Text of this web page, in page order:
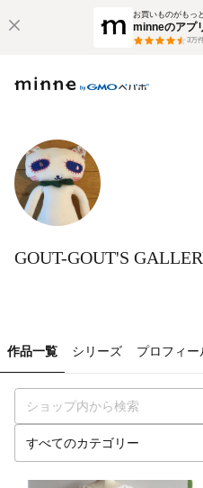
お買いものがもっ
minneのアプ
3万
GOUT-GOUT'S
作品一覧 シリーズ プロフィー